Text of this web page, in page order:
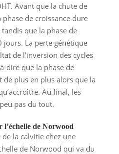
Avant que la chute de
phase de croissance dure
tandis que la phase de
La perte génétique
de l’inversion des cycles
dire que la phase de
de plus en plus alors que la
Au final, les
pas du tout.
de Norwood
de la calvitie chez une
de Norwood qui va du